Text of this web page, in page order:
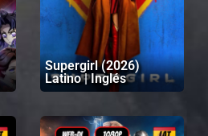
Supergirl (2026)
Latino | Inglés